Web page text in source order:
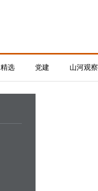
精选 党建 山河观察